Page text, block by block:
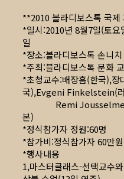
**2010 블라디보스톡 국제
*일시:2010년 8월7일(토
일
*장소:블라디보스톡 손니
*주최:블라디보스톡 문화
*초청교수:배장흠(한국),
국),Evgeni Finkelstein(
Remi Jousselme(
본)
*정식참가자 정원:60명
*참가비:정식참가자 60만
*행사내용
1,마스터클래스-선택교수